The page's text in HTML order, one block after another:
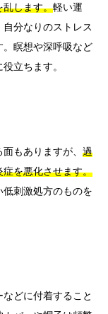
乱します。軽い運
分なりのストレス
瞑想や深呼吸など
立ちます。
もありますが、 過
を悪化させます。
刺激処方のものを
どに付着すること